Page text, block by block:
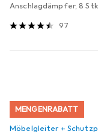
Anschlagdämpfer, 8
97
MENGENRABATT
Möbelgleiter +